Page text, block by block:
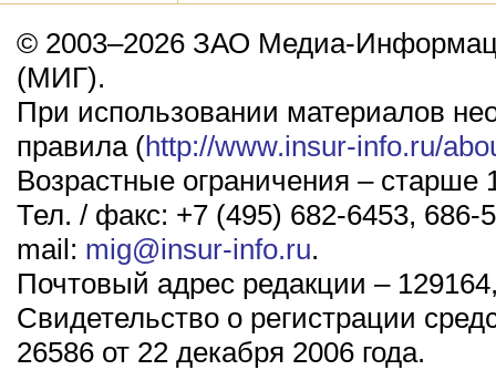
© 2003–2026 ЗАО Медиа-
(МИГ).
При использовании материалов
правила (http://www.insur-info.ru/
Возрастные ограничения – старше
Тел. / факс: +7 (495) 682-6453, 686-
mail: mig@insur-info.ru.
Почтовый адрес редакции –
Свидетельство о регистрации
26586 от 22 декабря 2006 года.